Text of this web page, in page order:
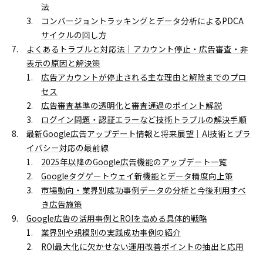
法
コンバージョントラッキングとデータ分析によるPDCA
サイクルの回し方
よくあるトラブルと対応法｜アカウント停止・広告審査・非
表示の原因と解決策
広告アカウントが停止される主な理由と解除までのプロ
セス
広告審査基準の透明化と審査通過のポイント解説
ログイン問題・認証エラーなど技術トラブルの解決手順
最新Google広告アップデート情報と将来展望｜AI技術とプラ
イバシー対応の最前線
2025年以降のGoogle広告機能のアップデート一覧
Googleタグゲートウェイ新機能とデータ精度向上策
市場動向・業界別成功事例データの分析と今後利用すべ
き広告施策
Google広告の活用事例とROIを高める具体的戦略
業界別や規模別の実践成功事例の紹介
ROI最大化に欠かせない運用改善ポイントの抽出と応用